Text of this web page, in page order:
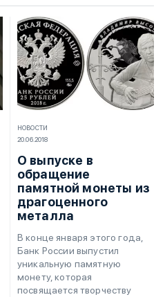
НОВОСТИ
20.06.2018
О выпуске в
обращение
памятной монеты из
драгоценного
металла
В конце января этого года,
Банк России выпустил
уникальную памятную
монету, которая
посвящается творчеству